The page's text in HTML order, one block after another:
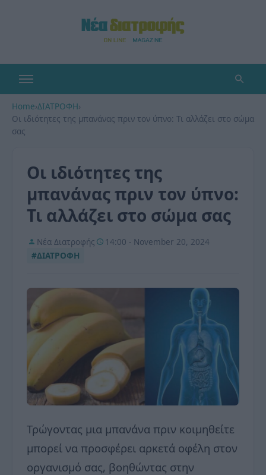
Home›ΔΙΑΤΡΟΦΗ›
Οι ιδιότητες της μπανάνας πριν τον ύπνο: Τι αλλάζει στο σώμα
σας
Οι ιδιότητες της
μπανάνας πριν τον ύπνο:
Τι αλλάζει στο σώμα σας
Νέα Διατροφής
14:00 - November 20, 2024
#ΔΙΑΤΡΟΦΗ
Τρώγοντας μια μπανάνα πριν κοιμηθείτε
μπορεί να προσφέρει αρκετά οφέλη στον
οργανισμό σας, βοηθώντας στην